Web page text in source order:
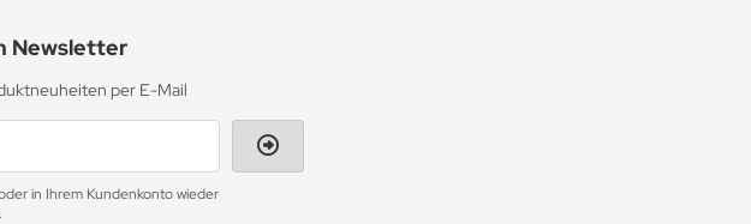
Newsletter
per E-Mail
in Ihrem Kundenkonto wieder